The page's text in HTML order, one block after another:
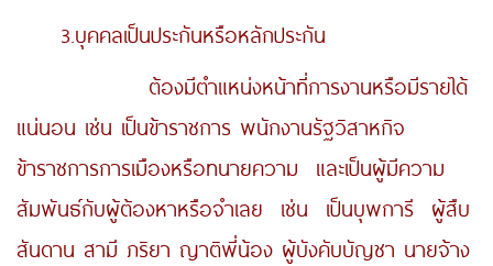
3.บุคคลเป็นประกันหรือหลักประกัน
ต้องมีตำแหน่งหน้าที่การงานหรือมีรายได้
แน่นอน เช่น เป็นข้าราชการ พนักงานรัฐวิสาหกิจ
ข้าราชการการเมืองหรือทนายความ และเป็นผู้มีความ
สัมพันธ์กับผู้ต้องหาหรือจำเลย เช่น เป็นบุพการี ผู้สืบ
สันดาน สามี ภริยา ญาติพี่น้อง ผู้บังคับบัญชา นายจ้าง